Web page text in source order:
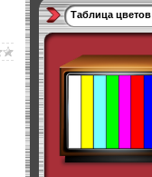
Таблица цветов